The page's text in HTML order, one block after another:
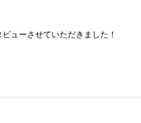
ューさせていただきました！